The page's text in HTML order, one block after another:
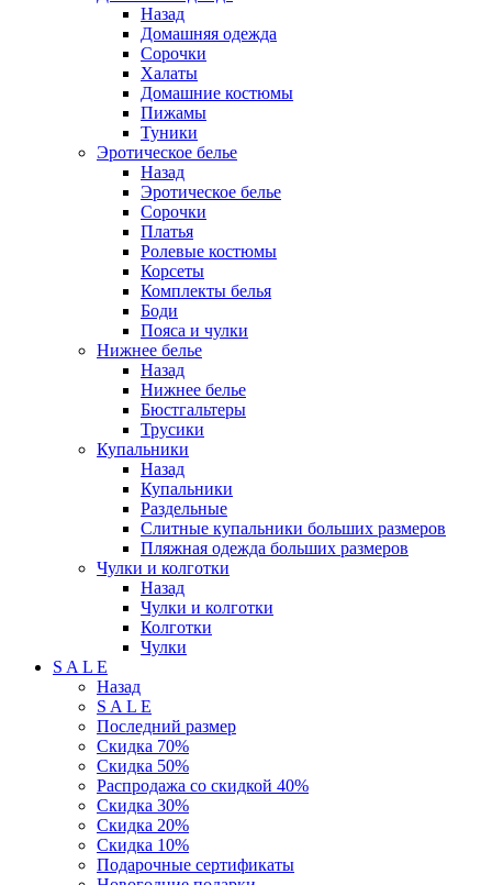
Назад
Домашняя одежда
Сорочки
Халаты
Домашние костюмы
Пижамы
Туники
Эротическое белье
Назад
Эротическое белье
Сорочки
Платья
Ролевые костюмы
Корсеты
Комплекты белья
Боди
Пояса и чулки
Нижнее белье
Назад
Нижнее белье
Бюстгальтеры
Трусики
Купальники
Назад
Купальники
Раздельные
Слитные купальники больших размеров
Пляжная одежда больших размеров
Чулки и колготки
Назад
Чулки и колготки
Колготки
Чулки
S A L E
Назад
S A L E
Последний размер
Скидка 70%
Скидка 50%
Распродажа со скидкой 40%
Скидка 30%
Скидка 20%
Скидка 10%
Подарочные сертификаты